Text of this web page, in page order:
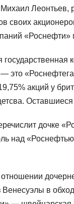
Леонтьев,
своих
«Роснефти»
это
акций у
дочке
над
Венесуэлы в